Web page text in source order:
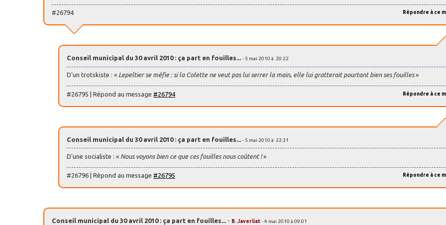
Répondre à ce
#26794
Conseil municipal du 30 avril 2010 : ça part en fouilles... - 5 mai 2010 à 20:22
D’un trotskiste : « Lepeltier se méfie : si la Colette ne veut pas lui serrer la main, elle lui gratterait pourtant bien ses fouilles»
Répondre à ce
#26795 | Répond au message #26794
Conseil municipal du 30 avril 2010 : ça part en fouilles... - 5 mai 2010 à 22:31
D’une socialiste : « Nous voyons bien ce que ces fouilles nous coûtent !»
Répondre à ce
#26796 | Répond au message #26795
Conseil municipal du 30 avril 2010 : ça part en fouilles... - B. Javerliat - 4 mai 2010 à 09:01